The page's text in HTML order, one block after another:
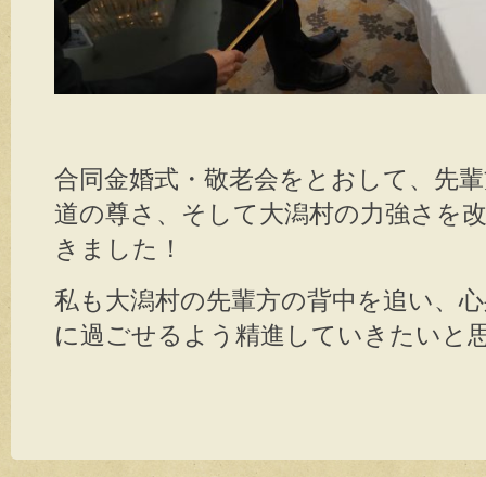
合同金婚式・敬老会をとおして、先
道の尊さ、そして大潟村の力強さを
きました！
私も大潟村の先輩方の背中を追い、
に過ごせるよう精進していきたいと